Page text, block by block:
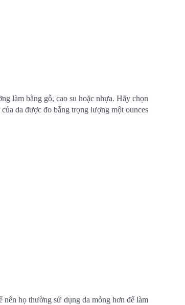
làm bằng gỗ, cao su hoặc nhựa. Hãy chọn
da được đo bằng trọng lượng một ounces
họ thường sử dụng da mỏng hơn để làm